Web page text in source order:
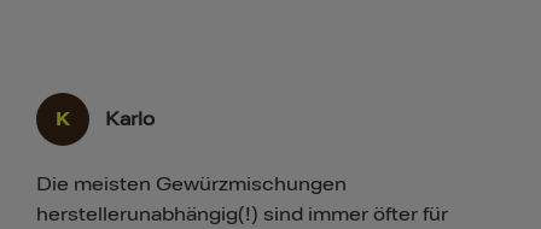
K Karlo
Die meisten Gewürzmischungen
herstellerunabhängig(!) sind immer öfter für